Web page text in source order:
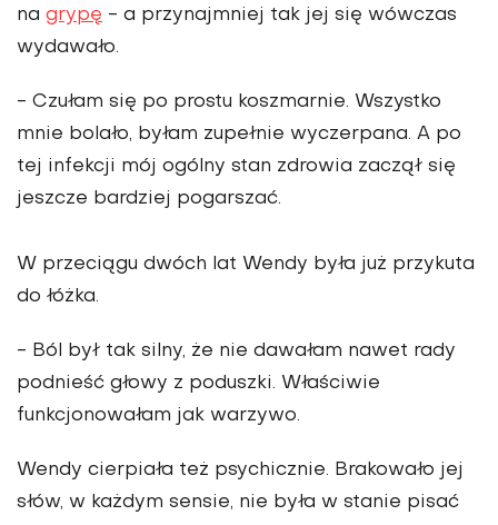
na grypę - a przynajmniej tak jej się wówczas
wydawało.
- Czułam się po prostu koszmarnie. Wszystko
mnie bolało, byłam zupełnie wyczerpana. A po
tej infekcji mój ogólny stan zdrowia zaczął się
jeszcze bardziej pogarszać.
W przeciągu dwóch lat Wendy była już przykuta
do łóżka.
- Ból był tak silny, że nie dawałam nawet rady
podnieść głowy z poduszki. Właściwie
funkcjonowałam jak warzywo.
Wendy cierpiała też psychicznie. Brakowało jej
słów, w każdym sensie, nie była w stanie pisać